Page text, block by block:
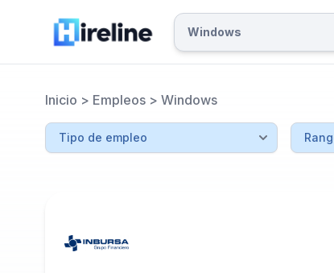
Inicio > Empleos > Windows